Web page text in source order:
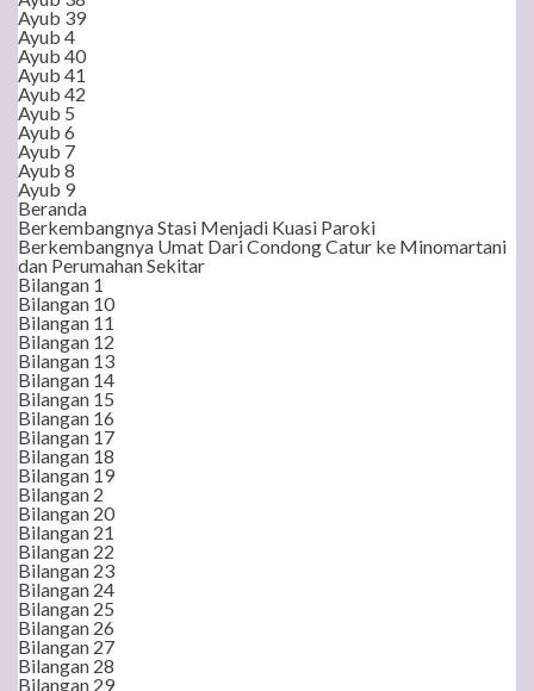
Ayub 39
Ayub 4
Ayub 40
Ayub 41
Ayub 42
Ayub 5
Ayub 6
Ayub 7
Ayub 8
Ayub 9
Beranda
Berkembangnya Stasi Menjadi Kuasi Paroki
Berkembangnya Umat Dari Condong Catur ke Minomartani
dan Perumahan Sekitar
Bilangan 1
Bilangan 10
Bilangan 11
Bilangan 12
Bilangan 13
Bilangan 14
Bilangan 15
Bilangan 16
Bilangan 17
Bilangan 18
Bilangan 19
Bilangan 2
Bilangan 20
Bilangan 21
Bilangan 22
Bilangan 23
Bilangan 24
Bilangan 25
Bilangan 26
Bilangan 27
Bilangan 28
Bilangan 29